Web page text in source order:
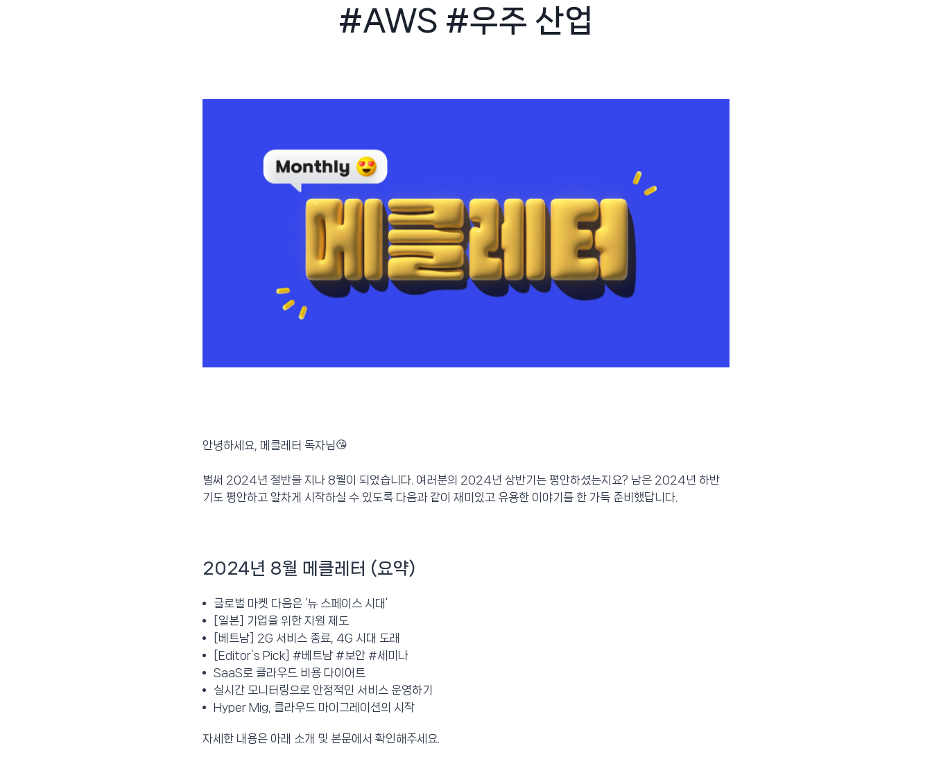
#AWS #우주 산업
안녕하세요, 메클레터 독자님😘
벌써 2024년 절반을 지나 8월이 되었습니다. 여러분의 2024년 상반기는 평안하셨는지요? 남은 2024년 하반
기도 평안하고 알차게 시작하실 수 있도록 다음과 같이 재미있고 유용한 이야기를 한 가득 준비했답니다.
2024년 8월 메클레터 (요약)
글로벌 마켓 다음은 ‘뉴 스페이스 시대’
[일본] 기업을 위한 지원 제도
[베트남] 2G 서비스 종료, 4G 시대 도래
[Editor’s Pick] #베트남 #보안 #세미나
SaaS로 클라우드 비용 다이어트
실시간 모니터링으로 안정적인 서비스 운영하기
Hyper Mig, 클라우드 마이그레이션의 시작
자세한 내용은 아래 소개 및 본문에서 확인해주세요.